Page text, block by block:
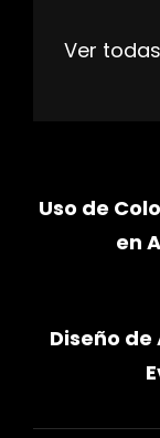
Ver
Uso de
en
Diseño